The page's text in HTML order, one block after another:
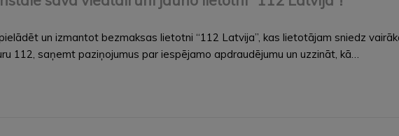
un izmantot bezmaksas lietotni “112 Latvija”, kas lietotājam sniedz
112, saņemt paziņojumus par iespējamo apdraudējumu un uzzināt, kā…